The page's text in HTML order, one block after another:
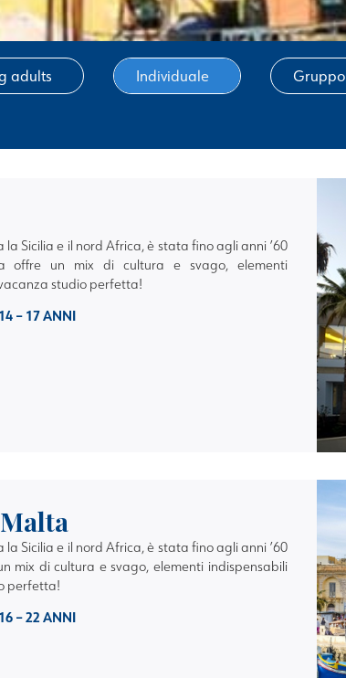
adults Individuale Gruppo
la Sicilia e il nord Africa, è stata fino agli anni ’60
offre un mix di cultura e svago, elementi
studio perfetta!
– 17 ANNI
la Sicilia e il nord Africa, è stata fino agli anni ’60
mix di cultura e svago, elementi indispensabili
perfetta!
– 22 ANNI